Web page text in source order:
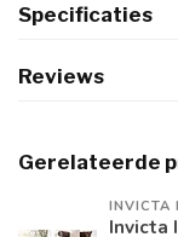
Specificaties
Reviews
Gerelateerde
INVICTA
Invicta